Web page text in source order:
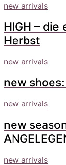
new arrivals
HIGH –
Herbst
new arrivals
new
new arrivals
new
new arrivals